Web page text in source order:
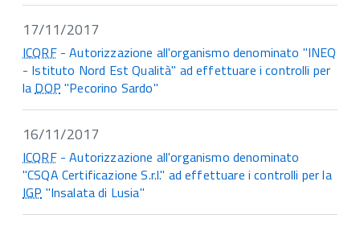
17/11/2017
ICQRF- Autorizzazione all'organismo denominato "INEQ
- Istituto Nord Est Qualità" ad effettuare i controlli per
laDOP "Pecorino Sardo"
16/11/2017
ICQRF- Autorizzazione all'organismo denominato
"CSQA Certificazione S.r.l." ad effettuare i controlli per la
IGP "Insalata di Lusia"